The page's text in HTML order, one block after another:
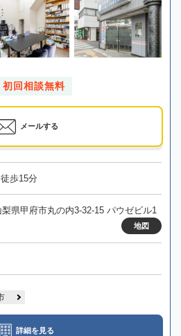
初回相談無料
メールする
歩15分
県甲府市丸の内3-32-15 パウゼビル1
地図
詳細を見る